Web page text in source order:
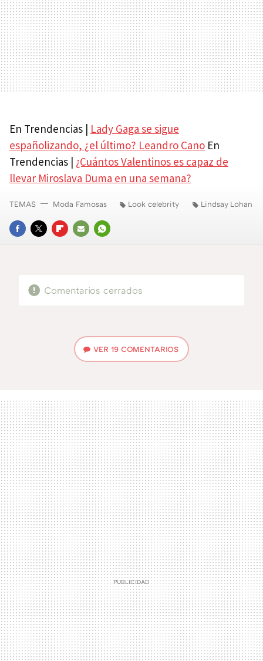
En Trendencias | Lady Gaga se sigue
españolizando, ¿el último? Leandro Cano En
Trendencias | ¿Cuántos Valentinos es capaz de
llevar Miroslava Duma en una semana?
FACEBOOK
TWITTERFLIPBOARD
E-
WHATSAPP
TEMAS Moda Famosas Look celebrity Lindsay Lohan
Comentarios cerrados
VER19 COMENTARIOS